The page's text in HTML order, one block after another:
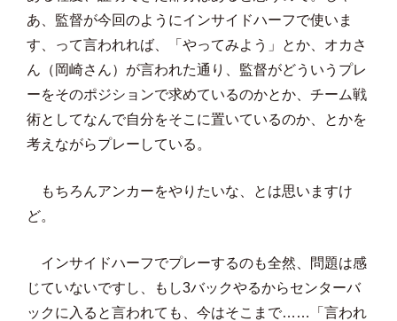
あ、監督が今回のようにインサイドハーフで使いま
す、って言われれば、「やってみよう」とか、オカさ
ん（岡崎さん）が言われた通り、監督がどういうプレ
ーをそのポジションで求めているのかとか、チーム戦
術としてなんで自分をそこに置いているのか、とかを
考えながらプレーしている。
もちろんアンカーをやりたいな、とは思いますけ
ど。
インサイドハーフでプレーするのも全然、問題は感
じていないですし、もし3バックやるからセンターバ
ックに入ると言われても、今はそこまで……「言われ